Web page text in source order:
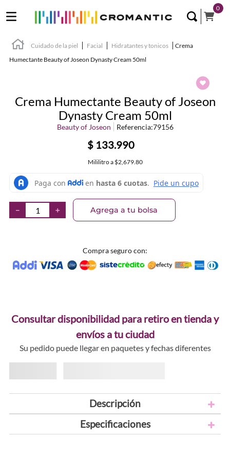
0
Cuidado de la piel Facial Hidratantes y tonicos
Crema
Humectante Beauty of Joseon Dynasty Cream 50ml
Crema Humectante Beauty of Joseon
Dynasty Cream 50ml
Beauty of Joseon Referencia:79156
$ 133.990
Mililitroa $2,679.80
＋
－ Agrega a tu bolsa
Compra seguro con:
Consultar disponibilidad para retiro en tienda y
envíos a tu ciudad
Su pedido puede llegar en paquetes y fechas diferentes
Descripción
Especificaciones